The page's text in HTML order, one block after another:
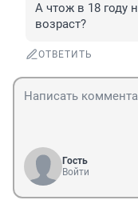
А чтож в 18 году
возраст?
ОТВЕТИТЬ
Гость
Войти